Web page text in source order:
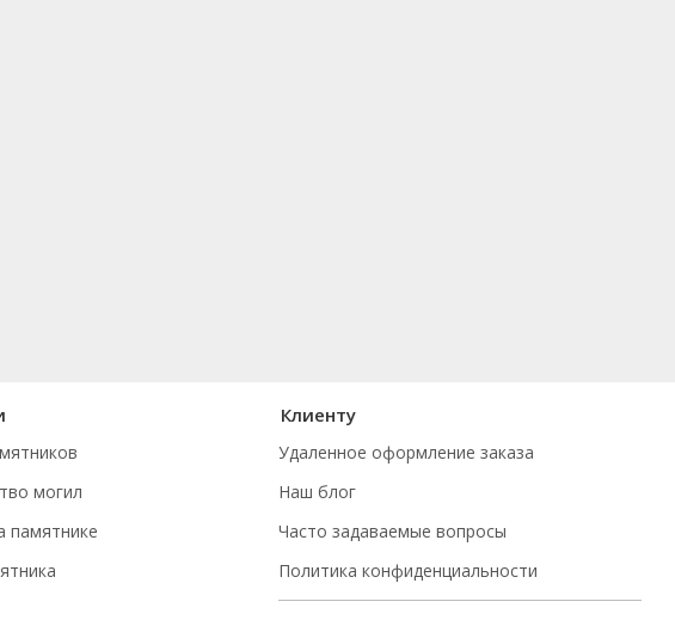
могил
памятнике
Клиенту
Удаленное оформление заказа
Наш блог
Часто задаваемые вопросы
Политика конфиденциальности